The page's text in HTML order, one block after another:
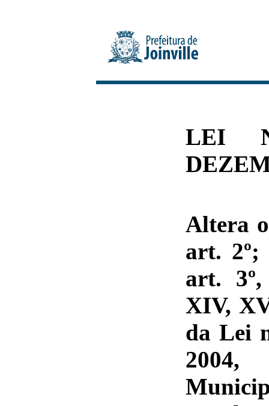
LEI
Altera o
art.
art.
XIV,
da Lei